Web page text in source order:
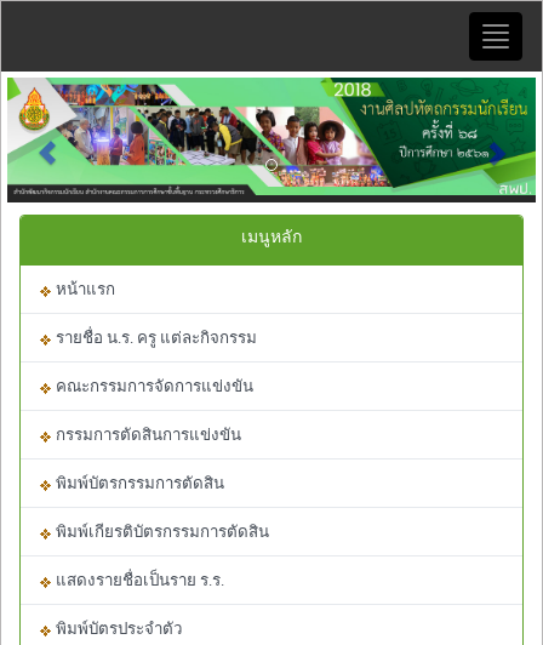
Toggle
Previous Next
เมนูหลัก
หน้าแรก
รายชื่อ น.ร. ครู แต่ละกิจกรรม
คณะกรรมการจัดการแข่งขัน
กรรมการตัดสินการแข่งขัน
พิมพ์บัตรกรรมการตัดสิน
พิมพ์เกียรติบัตรกรรมการตัดสิน
แสดงรายชื่อเป็นราย ร.ร.
พิมพ์บัตรประจำตัว